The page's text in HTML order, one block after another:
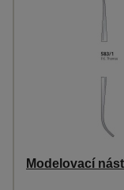
Modelovací